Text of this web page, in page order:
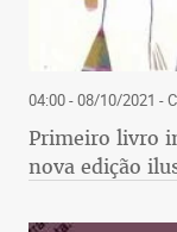
04:00 - 08/10/2021 -
Primeiro livro
nova edição